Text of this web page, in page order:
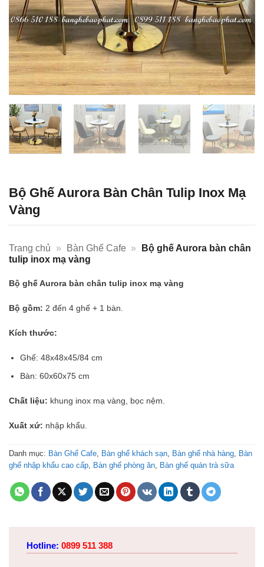
Bộ Ghế Aurora Bàn Chân Tulip Inox Mạ
Vàng
Trang chủ » Bàn Ghế Cafe »
Bộ ghế Aurora bàn chân
tulip inox mạ vàng
Bộ ghế Aurora bàn chân tulip inox mạ vàng
Bộ gồm: 2 đến 4 ghế + 1 bàn.
Kích thước:
Ghế: 48x48x45/84 cm
Bàn: 60x60x75 cm
Chất liệu: khung inox mạ vàng, bọc nệm.
Xuất xứ: nhập khẩu.
Danh mục: Bàn Ghế Cafe, Bàn ghế khách sạn, Bàn ghế nhà hàng, Bàn
ghế nhập khẩu cao cấp, Bàn ghế phòng ăn, Bàn ghế quán trà sữa
Hotline: 0899 511 388